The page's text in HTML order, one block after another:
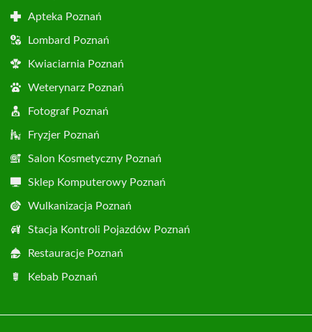
Apteka Poznań
Lombard Poznań
Kwiaciarnia Poznań
Weterynarz Poznań
Fotograf Poznań
Fryzjer Poznań
Salon Kosmetyczny Poznań
Sklep Komputerowy Poznań
Wulkanizacja Poznań
Stacja Kontroli Pojazdów Poznań
Restauracje Poznań
Kebab Poznań